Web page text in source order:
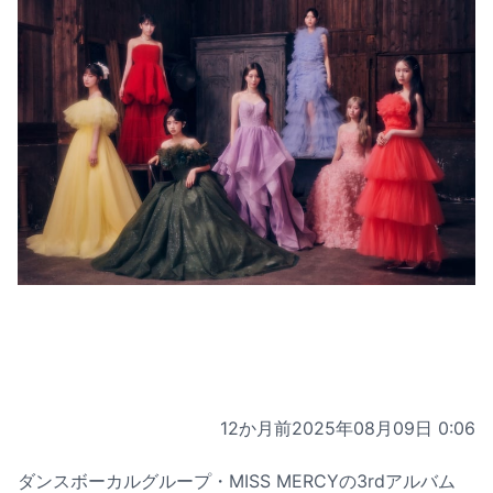
12か月前2025年08月09日 0:06
ダンスボーカルグループ・MISS MERCYの3rdアルバム